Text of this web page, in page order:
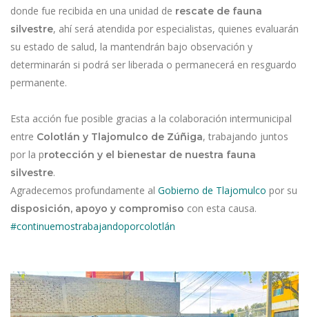
donde fue recibida en una unidad de rescate de fauna
silvestre, ahí será atendida por especialistas, quienes evaluarán
su estado de salud, la mantendrán bajo observación y
determinarán si podrá ser liberada o permanecerá en resguardo
permanente.
Esta acción fue posible gracias a la colaboración intermunicipal
entre Colotlán y Tlajomulco de Zúñiga, trabajando juntos
por la protección y el bienestar de nuestra fauna
silvestre.
Agradecemos profundamente al Gobierno de Tlajomulco por su
disposición, apoyo y compromiso con esta causa.
#continuemostrabajandoporcolotlán